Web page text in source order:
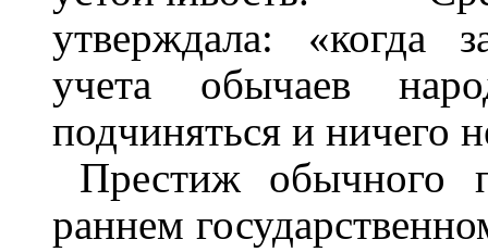
утверждала: «когда
учета обычаев
подчиняться и ничего
Престиж обычного
раннем